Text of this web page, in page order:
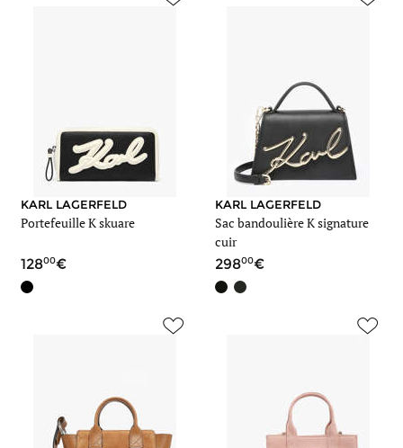
KARL LAGERFELD
Portefeuille K skuare
12800
KARL LAGERFELD
Sac bandoulière K signature
cuir
29800